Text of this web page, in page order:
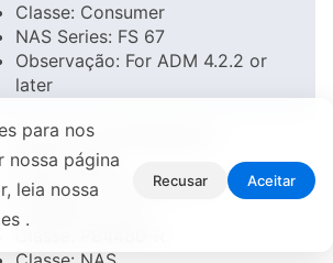
para nos
nossa página
leia nossa
.
Recusar Aceitar
Classe: Consumer
NAS Series: FS 67
Observação: For ADM 4.2.2 or
later
Modelo: AP4TPB4480-R
Tipo: NVMe
Interface: PCIe Gen4 x4
Tamanho: 4 TB